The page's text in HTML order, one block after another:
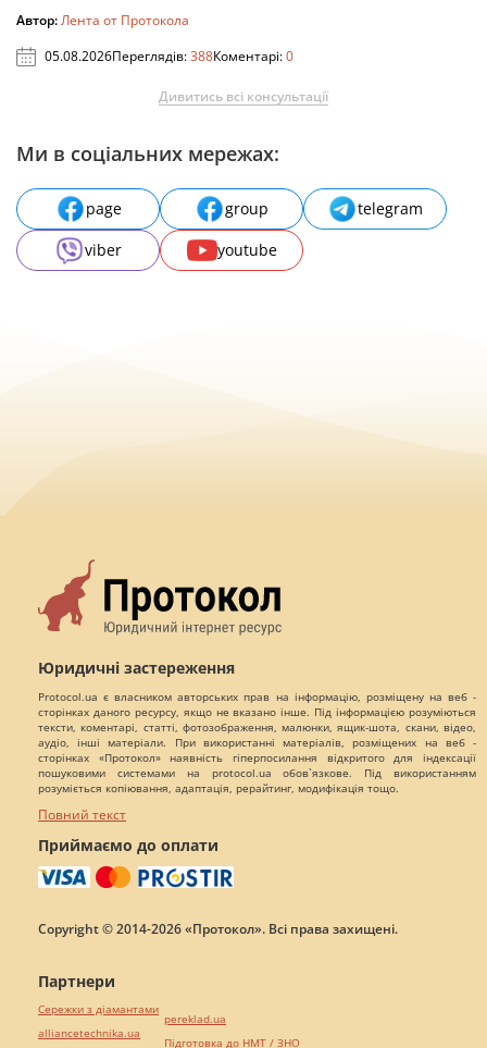
Автор:Лента от Протокола
05.08.2026Переглядів:388Коментарі:0
Дивитись всі консультації
Ми в соціальних мережах:
page group
telegram
viber
youtube
Юридичні застереження
Protocol.ua є власником авторських прав на інформацію, розміщену на веб -
сторінках даного ресурсу, якщо не вказано інше. Під інформацією розуміються
тексти, коментарі, статті, фотозображення, малюнки, ящик-шота, скани, відео,
аудіо, інші матеріали. При використанні матеріалів, розміщених на веб -
сторінках «Протокол» наявність гіперпосилання відкритого для індексації
пошуковими системами на protocol.ua обов`язкове. Під використанням
розуміється копіювання, адаптація, рерайтинг, модифікація тощо.
Повний текст
Приймаємо до оплати
Copyright © 2014-2026 «Протокол». Всі права захищені.
Партнери
Сережки з діамантами
alliancetechnika.ua
pereklad.ua
Підготовка до НМТ / ЗНО